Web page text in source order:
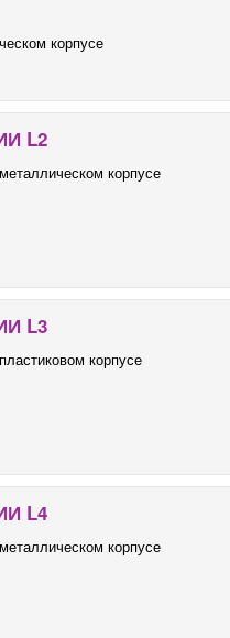
корпусе
L2
корпусе
L3
корпусе
L4
корпусе